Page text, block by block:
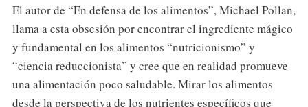
El autor de “En defensa de los alimentos”, Michael Pollan,
llama a esta obsesión por encontrar el ingrediente mágico
y fundamental en los alimentos “nutricionismo” y
“ciencia reduccionista” y cree que en realidad promueve
una alimentación poco saludable. Mirar los alimentos
desde la perspectiva de los nutrientes específicos que